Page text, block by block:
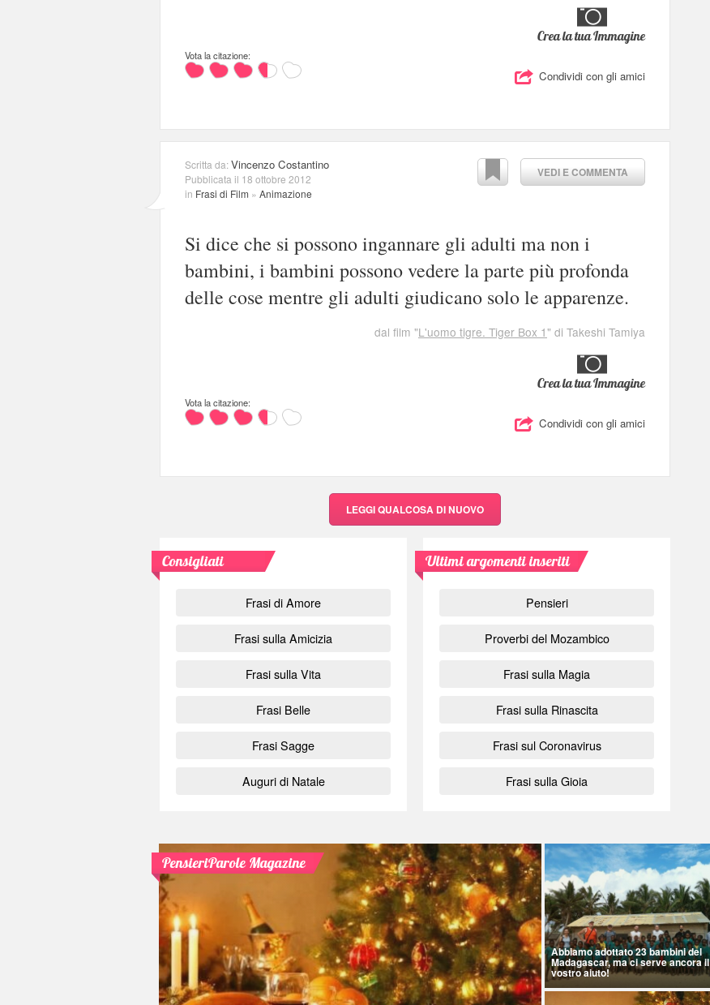
Crea la tua Immagine
Vota la citazione:
Condividi con gli amici
VEDI E COMMENTA
Scritta da:Vincenzo Costantino
Pubblicata il 18 ottobre 2012
in Frasi di Film » Animazione
Si dice che si possono ingannare gli adulti ma non i
bambini, i bambini possono vedere la parte più profonda
delle cose mentre gli adulti giudicano solo le apparenze.
dal film "L'uomo tigre. Tiger Box 1" di Takeshi Tamiya
Crea la tua Immagine
Vota la citazione:
Condividi con gli amici
LEGGI QUALCOSA DI NUOVO
Consigliati
Frasi di Amore
Frasi sulla Amicizia
Frasi sulla Vita
Frasi Belle
Frasi Sagge
Auguri di Natale
Ultimi argomenti inseriti
Pensieri
Proverbi del Mozambico
Frasi sulla Magia
Frasi sulla Rinascita
Frasi sul Coronavirus
Frasi sulla Gioia
PensieriParole Magazine
Abbiamo adottato 23 bambini del
Madagascar, ma ci serve ancora il
vostro aiuto!